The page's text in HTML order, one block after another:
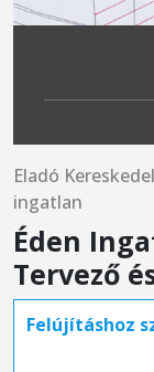
Eladó
ingatlan
Éden
Tervező
Felújításhoz